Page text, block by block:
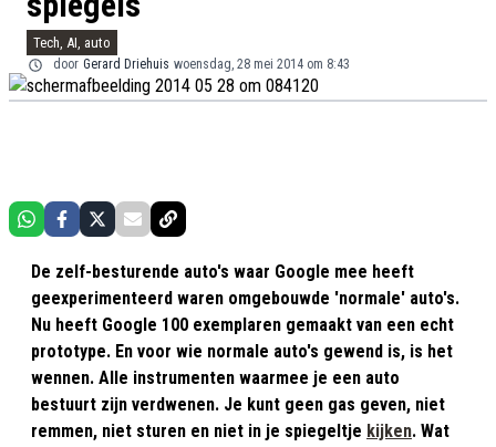
Tech, AI, auto
door Gerard Driehuis woensdag, 28 mei 2014 om 8:43
De zelf-besturende auto's waar Google mee heeft
geexperimenteerd waren omgebouwde 'normale' auto's.
Nu heeft Google 100 exemplaren gemaakt van een echt
prototype. En voor wie normale auto's gewend is, is het
wennen. Alle instrumenten waarmee je een auto
bestuurt zijn verdwenen. Je kunt geen gas geven, niet
remmen, niet sturen en niet in je spiegeltje kijken. Wat